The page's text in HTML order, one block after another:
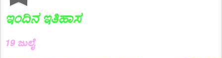
ಇಂದಿನ ಇತಿಹಾಸ
19 ಜುಲೈ